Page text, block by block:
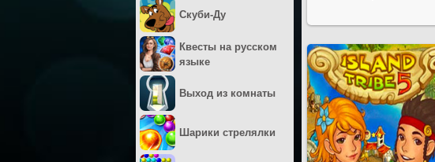
Скуби-Ду
Квесты на русском
языке
Выход из комнаты
Шарики стрелялки